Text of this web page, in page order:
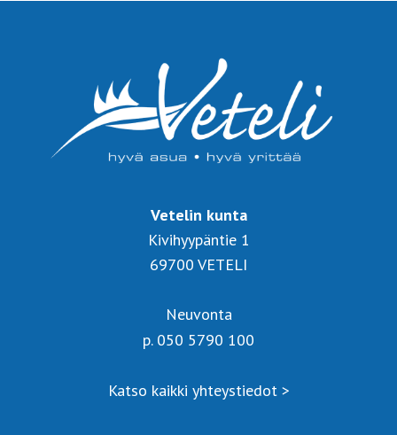
Vetelin kunta
Kivihyypäntie 1
69700 VETELI
Neuvonta
p. 050 5790 100
Katso kaikki yhteystiedot >